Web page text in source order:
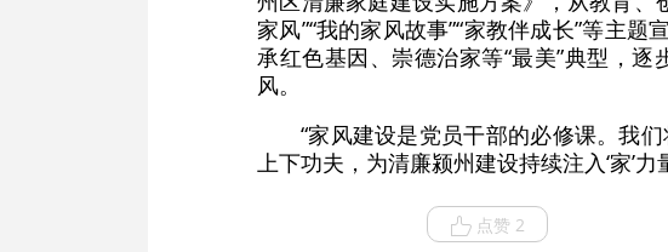
家风”“我的家风故事”“家教伴成长”等主
承红色基因、崇德治家等“最美”典型，
风。
“家风建设是党员干部的必修课。我
上下功夫，为清廉颍州建设持续注入‘家’
点赞 2